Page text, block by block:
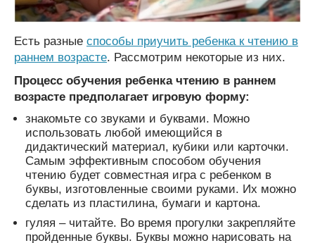
Есть разные способы приучить ребенка к чтению в
раннем возрасте. Рассмотрим некоторые из них.
Процесс обучения ребенка чтению в раннем
возрасте предполагает игровую форму:
знакомьте со звуками и буквами. Можно
использовать любой имеющийся в
дидактический материал, кубики или карточки.
Самым эффективным способом обучения
чтению будет совместная игра с ребенком в
буквы, изготовленные своими руками. Их можно
сделать из пластилина, бумаги и картона.
гуляя – читайте. Во время прогулки закрепляйте
пройденные буквы. Буквы можно нарисовать на